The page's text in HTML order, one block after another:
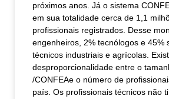
próximos anos. Já o sistema
em sua totalidade cerca de 1,1
profissionais registrados. Desse
engenheiros, 2% tecnólogos e 45%
técnicos industriais e agrícolas.
desproporcionalidade entre o
/CONFEAe o número de
país. Os profissionais técnicos não